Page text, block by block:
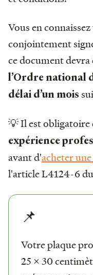
Vous en
conjointement
ce document
l’Ordre national
délai d’un mois
💡 Il est obligatoire
expérience
avant d'acheter
l'article L4124-6 du
📌
Votre plaque
25 x 30